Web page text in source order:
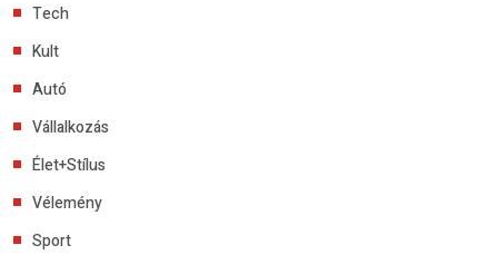
Tech
Kult
Autó
Vállalkozás
Élet+Stílus
Vélemény
Sport